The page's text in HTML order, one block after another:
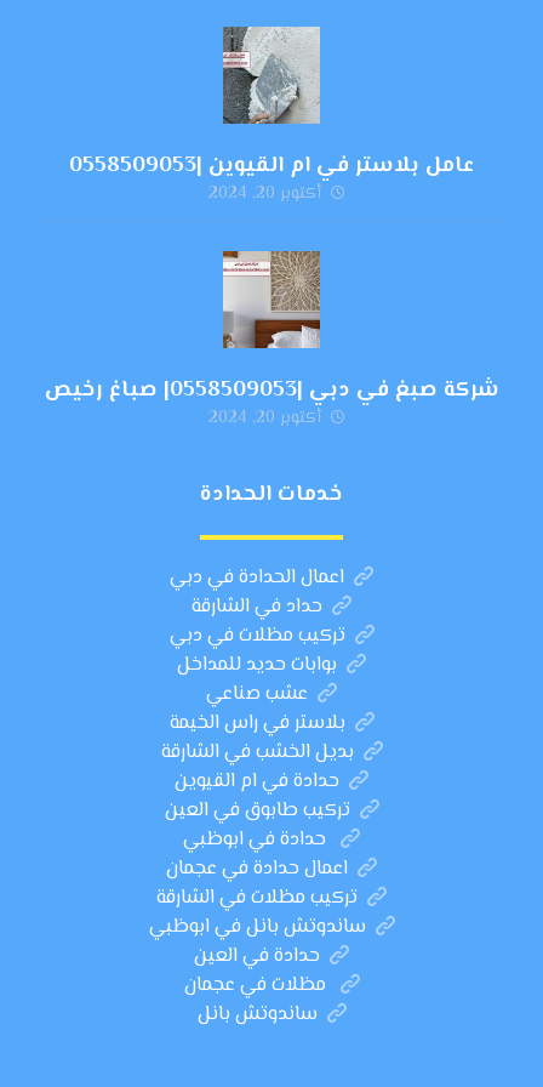
عامل بلاستر في ام القيوين |0558509053
أكتوبر 20, 2024
شركة صبغ في دبي |0558509053| صباغ رخيص
أكتوبر 20, 2024
خدمات الحدادة
اعمال الحدادة في دبي
حداد في الشارقة
تركيب مظلات في دبي
بوابات حديد للمداخل
عشب صناعي
بلاستر في راس الخيمة
بديل الخشب في الشارقة
حدادة في ام القيوين
تركيب طابوق في العين
حدادة في ابوظبي
اعمال حدادة في عجمان
تركيب مظلات في الشارقة
ساندوتش بانل في ابوظبي
حدادة في العين
مظلات في عجمان
ساندوتش بانل